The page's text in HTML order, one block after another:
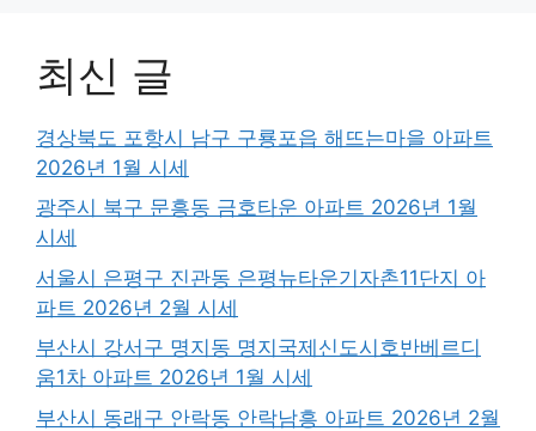
최신 글
경상북도 포항시 남구 구룡포읍 해뜨는마을 아파트
2026년 1월 시세
광주시 북구 문흥동 금호타운 아파트 2026년 1월
시세
서울시 은평구 진관동 은평뉴타운기자촌11단지 아
파트 2026년 2월 시세
부산시 강서구 명지동 명지국제신도시호반베르디
움1차 아파트 2026년 1월 시세
부산시 동래구 안락동 안락남흥 아파트 2026년 2월